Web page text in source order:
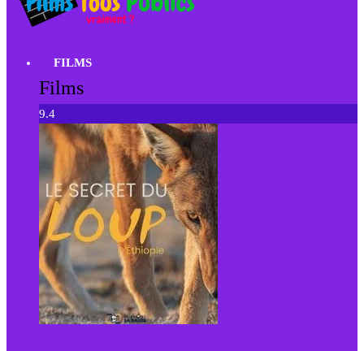
FILMS
Films
9.4